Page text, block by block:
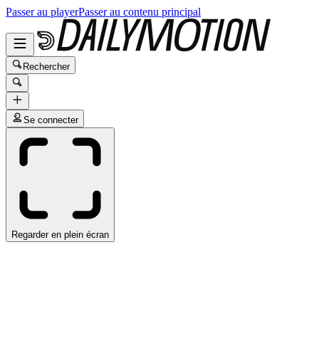
Passer au playerPasser au contenu principal
Rechercher
Se connecter
Regarder en plein écran